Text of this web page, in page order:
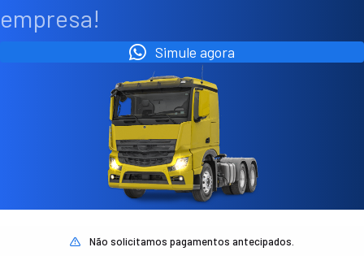
empresa!
Simule agora
Não solicitamos pagamentos antecipados.